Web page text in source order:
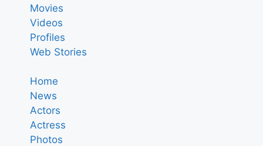
Movies
Videos
Profiles
Web Stories
Home
News
Actors
Actress
Photos